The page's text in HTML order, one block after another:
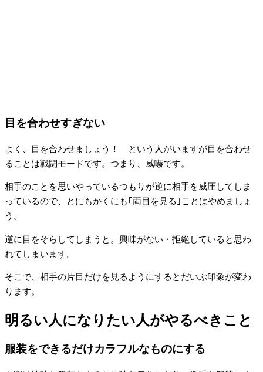
目を合わせすぎない
よく、目を合わせましょう！ という人がいますが目を合わせ
ることは戦闘モードです。つまり、威嚇です。
相手のことを思いやっているつもりが逆に相手を威圧してしま
っているので、とにもかくにも｢両目を見る｣ことはやめましょ
う。
逆に目をそらしてしまうと。興味がない・拒絶していると思わ
れてしまいます。
そこで、相手の片目だけを見るようにするとだいぶ印象が変わ
ります。
明るい人になりたい人がやるべきこと
服装をできるだけカラフルなものにする